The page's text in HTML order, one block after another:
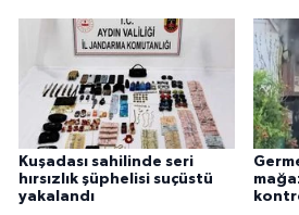
Kuşadası sahilinde seri
hırsızlık şüphelisi suçüstü
yakalandı